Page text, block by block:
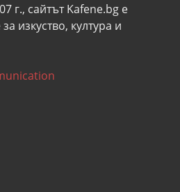
г., сайтът Kafene.bg e
изкуство, култура и